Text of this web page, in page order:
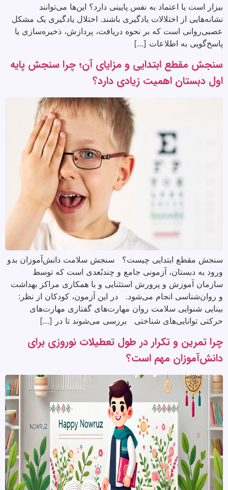
بیزار است یا اعتماد به نفس پایینی دارد؟ این‌ها می‌توانند
نشانه‌هایی از اختلالات یادگیری باشند. اختلال یادگیری یک مشکل
عصبی‌روانی است که بر نحوه دریافت، پردازش، ذخیره‌سازی یا
پاسخ‌گویی به اطلاعات […]
سنجش مقطع ابتدایی و مزایای آن؛ چرا سنجش پایه
اول دبستان اهمیت زیادی دارد؟
سنجش مقطع ابتدایی چیست؟ سنجش سلامت دانش‌آموزان بدو
ورود به دبستان، آزمونی جامع و چندبُعدی است که توسط
سازمان آموزش و پرورش استثنایی و با همکاری مراکز بهداشت
و روان‌شناسی انجام می‌شود. در این آزمون، کودکان از نظر:
بینایی شنوایی سلامت روان مهارت‌های گفتاری مهارت‌های
حرکتی توانایی‌های شناختی بررسی می‌شوند تا در […]
چرا تمرین و تکرار در طول تعطیلات نوروزی برای
دانش‌آموزان مهم است؟